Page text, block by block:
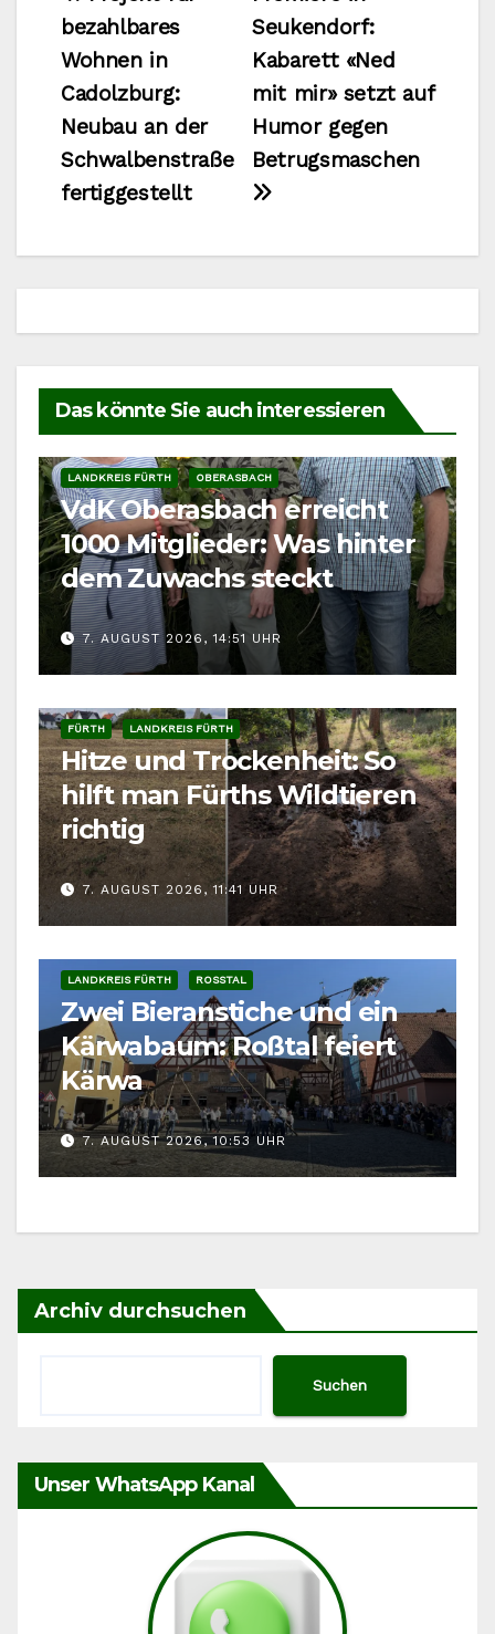
Seukendorf:
Kabarett «Ned
mit mir» setzt auf
Humor gegen
Betrugsmaschen
bezahlbares
Wohnen in
Cadolzburg:
Neubau an der
Schwalbenstraße
fertiggestellt
Das könnte Sie auch interessieren
LANDKREIS FÜRTH OBERASBACH
VdK Oberasbach erreicht
1000 Mitglieder: Was hinter
dem Zuwachs steckt
7. AUGUST 2026, 14:51 UHR
FÜRTH LANDKREIS FÜRTH
Hitze und Trockenheit: So
hilft man Fürths Wildtieren
richtig
7. AUGUST 2026, 11:41 UHR
LANDKREIS FÜRTH ROSSTAL
Zwei Bieranstiche und ein
Kärwabaum: Roßtal feiert
Kärwa
7. AUGUST 2026, 10:53 UHR
Archiv durchsuchen
Suchen
Unser WhatsApp Kanal